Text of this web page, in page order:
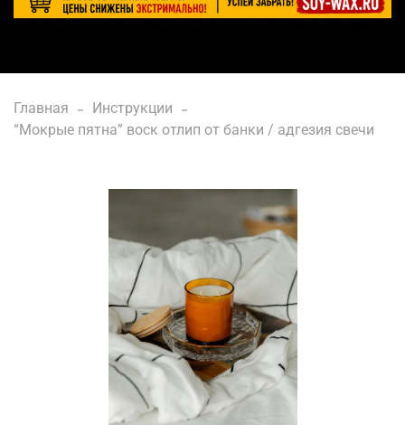
Главная
Инструкции
“Мокрые пятна” воск отлип от банки / адгезия свечи